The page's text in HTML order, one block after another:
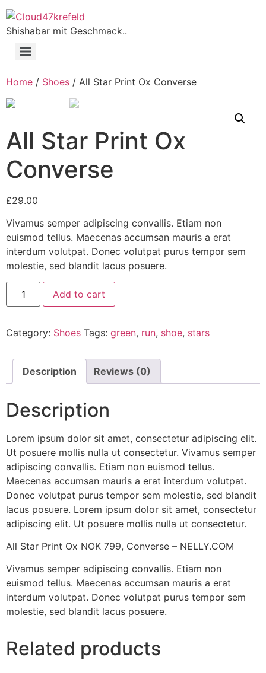
Shishabar mit Geschmack..
Home / Shoes / All Star Print Ox Converse
All Star Print Ox
Converse
£29.00
Vivamus semper adipiscing convallis. Etiam non
euismod tellus. Maecenas accumsan mauris a erat
interdum volutpat. Donec volutpat purus tempor sem
molestie, sed blandit lacus posuere.
Add to cart
Category: Shoes Tags: green, run, shoe, stars
Description Reviews (0)
Description
Lorem ipsum dolor sit amet, consectetur adipiscing elit.
Ut posuere mollis nulla ut consectetur. Vivamus semper
adipiscing convallis. Etiam non euismod tellus.
Maecenas accumsan mauris a erat interdum volutpat.
Donec volutpat purus tempor sem molestie, sed blandit
lacus posuere. Lorem ipsum dolor sit amet, consectetur
adipiscing elit. Ut posuere mollis nulla ut consectetur.
All Star Print Ox NOK 799, Converse – NELLY.COM
Vivamus semper adipiscing convallis. Etiam non
euismod tellus. Maecenas accumsan mauris a erat
interdum volutpat. Donec volutpat purus tempor sem
molestie, sed blandit lacus posuere.
Related products